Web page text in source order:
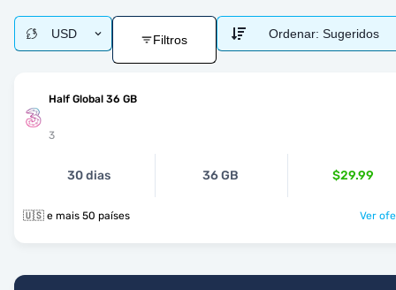
USD Filtros Ordenar: Sugeridos
Half Global 36 GB
3
30 dias 36 GB $29.99
🇺🇸 e mais 50 países Ver